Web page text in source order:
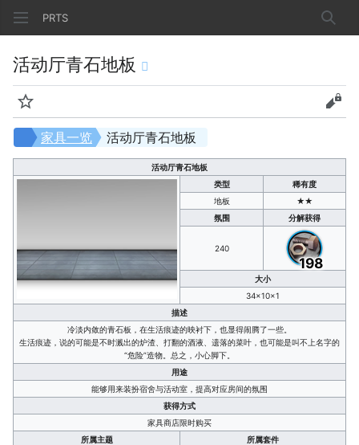
PRTS 搜索
活动厅青石地板
监视 查看
活动厅青石地板
家具一览
活动厅青石地板
类型
稀有度
地板
★★
氛围
分解获得
240
198
大小
34×10×1
描述
冷淡内敛的青石板，在生活痕迹的映衬下，也显得闹腾了一些。
生活痕迹，说的可能是不时溅出的炉渣、打翻的酒液、遗落的菜叶，也可能是叫不上名字的
“危险”造物。总之，小心脚下。
用途
能够用来装扮宿舍与活动室，提高对应房间的氛围
获得方式
家具商店限时购买
所属主题
所属套件